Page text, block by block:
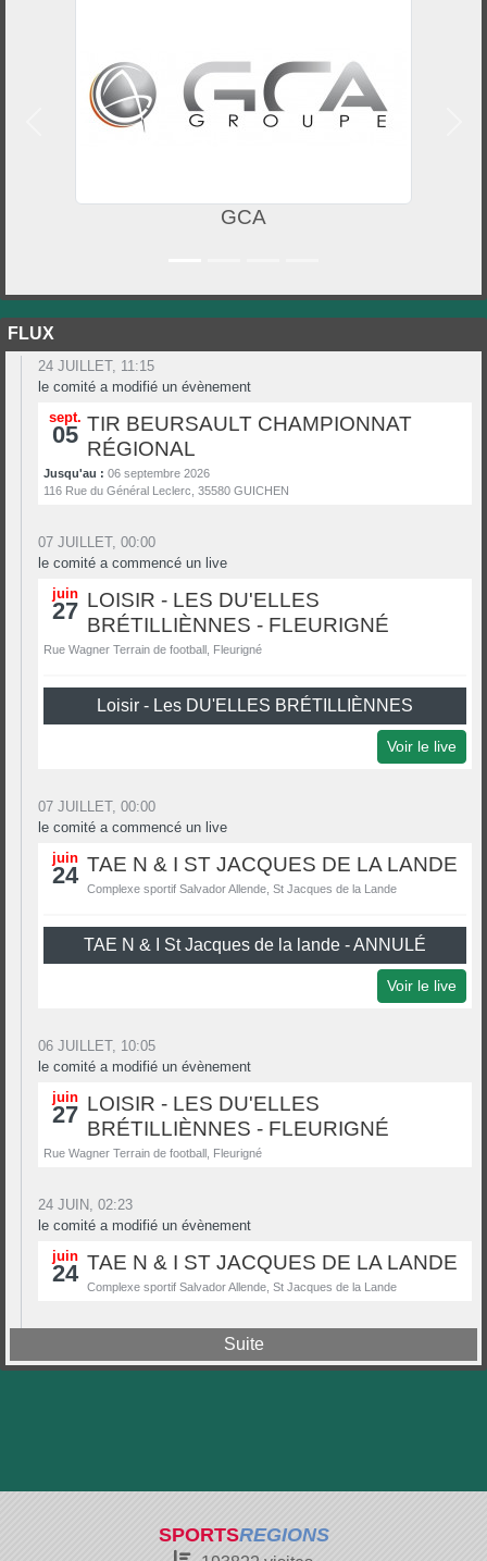
GCA
FLUX
24 JUILLET, 11:15
le comité a modifié un évènement
sept.
05 TIR BEURSAULT CHAMPIONNAT
RÉGIONAL
Jusqu'au : 06 septembre 2026
116 Rue du Général Leclerc, 35580 GUICHEN
07 JUILLET, 00:00
le comité a commencé un live
juin
27 LOISIR - LES DU'ELLES
BRÉTILLIÈNNES - FLEURIGNÉ
Rue Wagner Terrain de football, Fleurigné
Loisir - Les DU'ELLES BRÉTILLIÈNNES
Voir le live
07 JUILLET, 00:00
le comité a commencé un live
juin
24 TAE N & I ST JACQUES DE LA LANDE
Complexe sportif Salvador Allende, St Jacques de la Lande
TAE N & I St Jacques de la lande - ANNULÉ
Voir le live
06 JUILLET, 10:05
le comité a modifié un évènement
juin
27 LOISIR - LES DU'ELLES
BRÉTILLIÈNNES - FLEURIGNÉ
Rue Wagner Terrain de football, Fleurigné
24 JUIN, 02:23
le comité a modifié un évènement
juin
24 TAE N & I ST JACQUES DE LA LANDE
Complexe sportif Salvador Allende, St Jacques de la Lande
Suite
SPORTSREGIONS